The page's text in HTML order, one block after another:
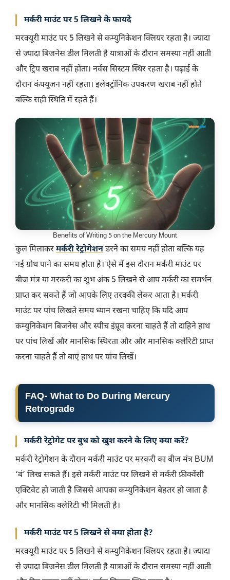
मर्करी माउंट पर 5 लिखने के फायदे
मरक्यूरी माउंट पर 5 लिखने से कम्युनिकेशन क्लियर रहता है। ज्यादा
से ज्यादा बिजनेस डील मिलती है यात्राओं के दौरान समस्या नहीं आती
और ट्रिप खराब नहीं होता। नर्वस सिस्टम स्थिर रहता है। पढ़ाई के
दौरान कंफ्यूजन नहीं रहता। इलेक्ट्रॉनिक उपकरण खराब नहीं होते
बल्कि सही स्थिति में रहते हैं।
Benefits of Writing 5 on the Mercury Mount
कुल मिलाकरमर्करी रेट्रोगेशनडरने का समय नहीं होता बल्कि यह
नई ग्रोथ पाने का समय होता है। ऐसे में इस दौरान मर्करी माउंट पर
बीज मंत्र या मरकरी का शुभ अंक 5 लिखने से आप मर्करी का समर्थन
प्राप्त कर सकते हैं जो आपके लिए तरक्की लेकर आता है। मर्करी
माउंट पर पांच लिखते समय ध्यान रखना चाहिए कि यदि आप
कम्युनिकेशन बिजनेस और स्पीच इंप्रूव करना चाहते हैं तो दाहिने हाथ
पर पांच लिखें और मानसिक स्थिरता और और मानसिक क्लेरिटी प्राप्त
करना चाहते हैं तो बाएं हाथ पर पांच लिखें।
FAQ- What to Do During Mercury
Retrograde
मर्करी रेट्रोगेट पर बुध को खुश करने के लिए क्या करें?
मर्करी रेट्रोगेशन के दौरान मर्करी माउंट पर मरकरी का बीज मंत्र BUM
‘बं’ लिख सकते हैं। इसे मर्करी माउंट पर लिखने से मर्करी फ्रीक्वेंसी
एक्टिवेट हो जाती है जिससे आपका कम्युनिकेशन बेहतर हो जाता है
और मानसिक क्लेरिटी भी मिलती है।
मर्करी माउंट पर 5 लिखने से क्या होता है?
मरक्यूरी माउंट पर 5 लिखने से कम्युनिकेशन क्लियर रहता है। ज्यादा
से ज्यादा बिजनेस डील मिलती है यात्राओं के दौरान समस्या नहीं आती